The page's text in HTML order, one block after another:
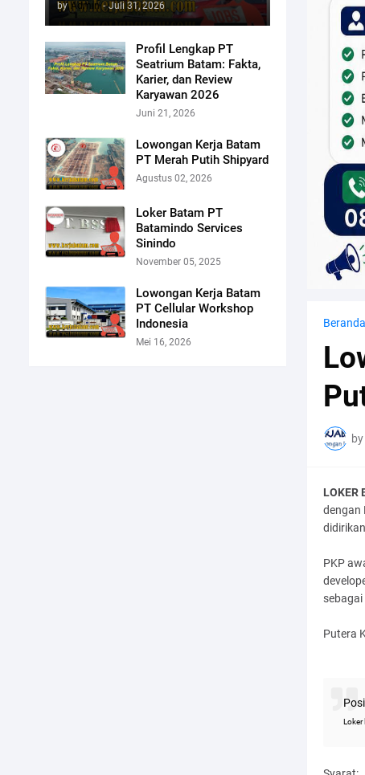
by Admin - Juli 31, 2026
Profil Lengkap PT
Seatrium Batam: Fakta,
Karier, dan Review
Karyawan 2026
Juni 21, 2026
Lowongan Kerja Batam
PT Merah Putih Shipyard
Agustus 02, 2026
Loker Batam PT
Batamindo Services
Sinindo
November 05, 2025
Lowongan Kerja Batam
PT Cellular Workshop
Indonesia
Mei 16, 2026
Beranda
by
LOKER
dengan
PKP
Putera
Loker